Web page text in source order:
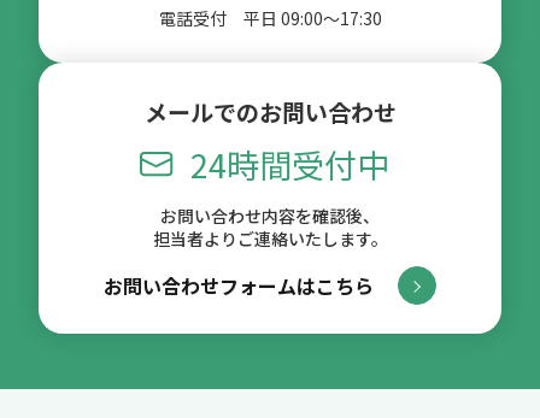
電話受付 平日 09:00〜17:30
メールでのお問い合わせ
24時間受付中
お問い合わせ内容を確認後、
担当者よりご連絡いたします。
お問い合わせフォームはこちら